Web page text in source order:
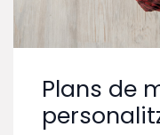
Plans de